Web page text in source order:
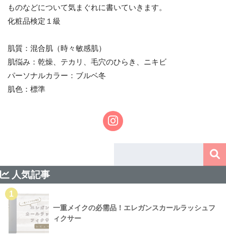
ものなどについて気まぐれに書いていきます。
化粧品検定１級
肌質：混合肌（時々敏感肌）
肌悩み：乾燥、テカリ、毛穴のひらき、ニキビ
パーソナルカラー：ブルベ冬
肌色：標準
人気記事
1
一重メイクの必需品！エレガンスカールラッシュフ
ィクサー